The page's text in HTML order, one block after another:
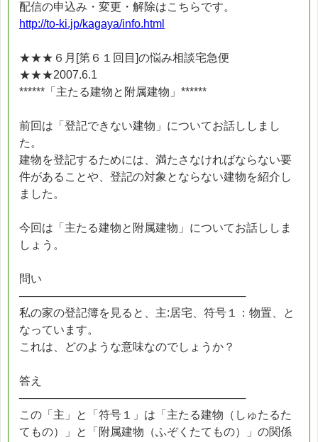
配信の申込み・変更・解除はこちらです。
http://to-ki.jp/kagaya/info.html
★★★６月[第６１回目]の悩み相談宅急便
★★★2007.6.1
******「主たる建物と附属建物」******
前回は「登記できない建物」についてお話ししまし
た。
建物を登記するためには、満たさなければならない要
件があることや、登記の対象とならない建物を紹介し
ました。
今回は「主たる建物と附属建物」についてお話ししま
しょう。
問い
─────────────────────────────
私の家の登記簿を見ると、主:居宅、符号１：物置、と
なっています。
これは、どのような意味なのでしょうか？
答え
─────────────────────────────
この「主」と「符号１」は「主たる建物（しゅたるた
てもの）」と「附属建物（ふぞくたてもの）」の関係